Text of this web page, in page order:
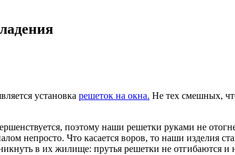
установка решеток на окна. Не тех смешных,
поэтому наши решетки руками не
непросто. Что касается воров, то наши изделия
в их жилище: прутья решетки не отгибаются и